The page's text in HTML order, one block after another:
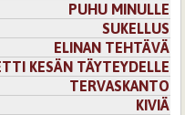
PUHU MINULLE
SUKELLUS
ELINAN TEHTÄVÄ
KESÄN TÄYTEYDELLE
TERVASKANTO
KIVIÄ